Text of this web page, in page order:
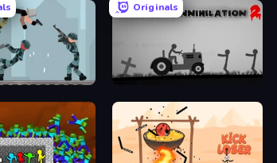
Originals
Stickman Annihilation 2